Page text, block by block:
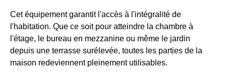
Cet équipement garantit l'accès à l'intégralité de
l'habitation. Que ce soit pour atteindre la chambre à
l'étage, le bureau en mezzanine ou même le jardin
depuis une terrasse surélevée, toutes les parties de la
maison redeviennent pleinement utilisables.